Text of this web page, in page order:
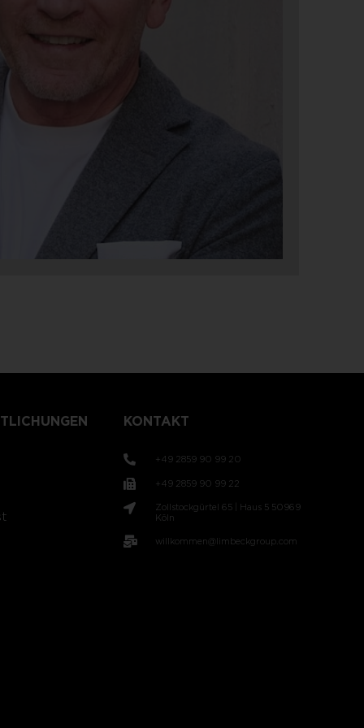
KONTAKT
+49 2859 90 99 20
+49 2859 90 99 22
Zollstockgürtel 65 | Haus 5 50969
Köln
willkommen@limbeckgroup.com